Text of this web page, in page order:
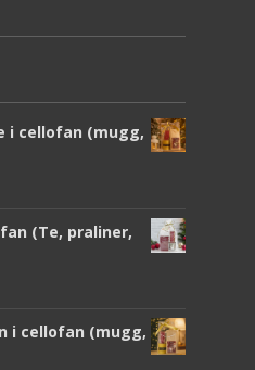
i cellofan (mugg,
(Te, praliner,
i cellofan (mugg,